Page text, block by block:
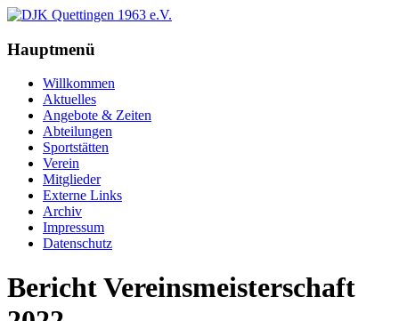
Hauptmenü
Willkommen
Aktuelles
Angebote & Zeiten
Abteilungen
Sportstätten
Verein
Mitglieder
Externe Links
Archiv
Impressum
Datenschutz
Bericht Vereinsmeisterschaft